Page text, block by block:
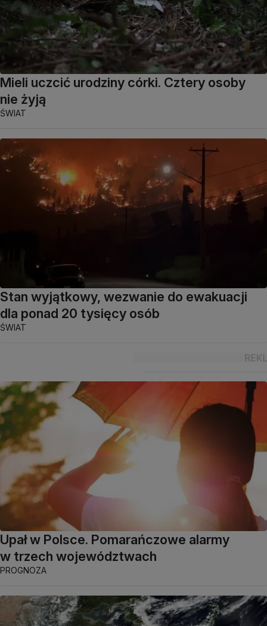
Mieli uczcić urodziny córki. Cztery osoby
nie żyją
ŚWIAT
Stan wyjątkowy, wezwanie do ewakuacji
dla ponad 20 tysięcy osób
ŚWIAT
Upał w Polsce. Pomarańczowe alarmy
w trzech województwach
PROGNOZA